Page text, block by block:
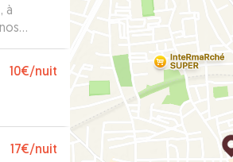
à
animal
mon
10€/nuit
17€/nuit